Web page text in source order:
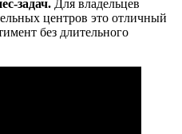
задач. Для владельцев
центров это отличный
без длительного